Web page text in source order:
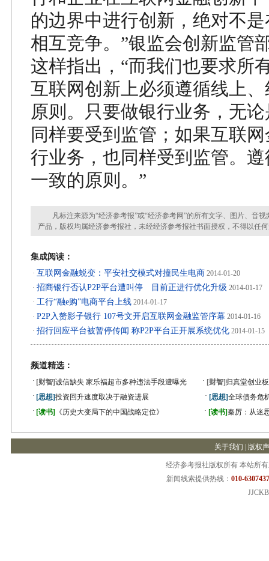
的边界中进行创新，绝对不
相互竞争。”银监会创新监管
这样指出，“而我们也要求所
互联网创新上必须遵循线上
原则。只要做银行业务，无
同样要受到监管；如果互联
行业务，也同样受到监管。
一致的原则。”
凡标注来源为“经济参考报”或“经济参考网”的所有文字、图片、音视
产品，版权均属经济参考报社，未经经济参考报社书面授权，不得以任
集成阅读：
· 互联网金融蜕变：平安社交模式对撞民生电商 2014-01-20
· 招商银行否认P2P平台遭叫停 目前正进行优化升级 2014-01-17
· 工行“融e购”电商平台上线 2014-01-17
· P2P入赘影子银行 107号文开启互联网金融监管序幕 2014-01-16
· 招行回应平台被暂停传闻 称P2P平台正开展系统优化 2014-01-15
频道精选：
· [财智]诚信缺失 家乐福超市多种违法手段遭曝光 · [财智] 归真堂创业
· [思想]投资回升速度取决于融资进展 · [思想]全球债务危
· [读书] 《历史大变局下的中国战略定位》 · [读书]秦厉：从迷
关于我们 版权
经济参考报社版权所有 本站所
新闻线索提供热线： 010-